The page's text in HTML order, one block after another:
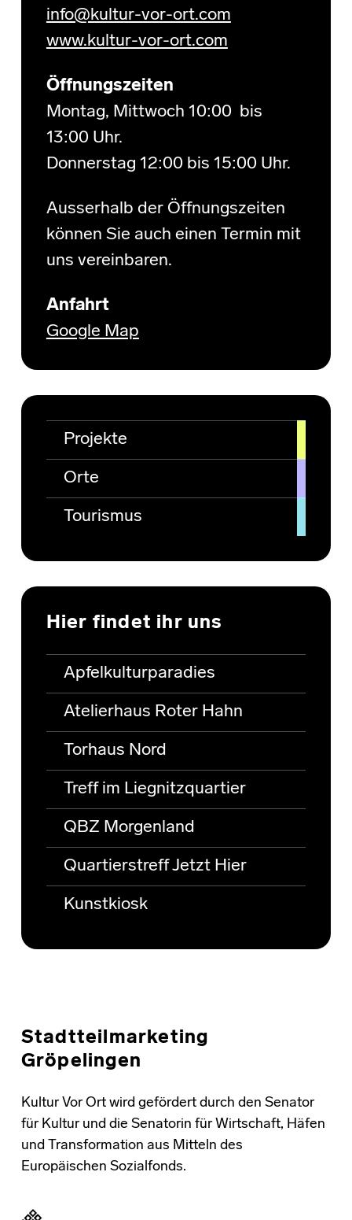
info@kultur-vor-ort.com
www.kultur-vor-ort.com
Öffnungszeiten
Montag, Mittwoch 10:00 bis
13:00 Uhr.
Donnerstag 12:00 bis 15:00 Uhr.
Ausserhalb der Öffnungszeiten
können Sie auch einen Termin mit
uns vereinbaren.
Anfahrt
Google Map
Projekte
Orte
Tourismus
Hier findet ihr uns
Apfelkulturparadies
Atelierhaus Roter Hahn
Torhaus Nord
Treff im Liegnitzquartier
QBZ Morgenland
Quartierstreff Jetzt Hier
Kunstkiosk
Stadtteilmarketing
Gröpelingen
Kultur Vor Ort wird gefördert durch den Senator
für Kultur und die Senatorin für Wirtschaft, Häfen
und Transformation aus Mitteln des
Europäischen Sozialfonds.